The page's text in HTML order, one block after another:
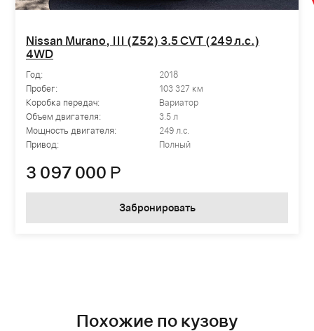
Nissan Murano, III (Z52) 3.5 CVT (249 л.с.)
4WD
Год:
2018
Пробег:
103 327 км
Коробка передач:
Вариатор
Объем двигателя:
3.5 л
Мощность двигателя:
249 л.с.
Привод:
Полный
3 097 000 Р
Забронировать
Похожие по кузову